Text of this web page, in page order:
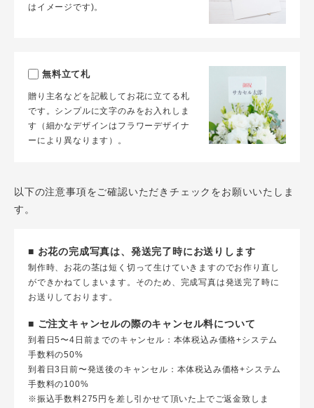
はイメージです)。
無料立て札
贈り主名などを記載してお花に立てる札
です。シンプルに文字のみをお入れしま
す（細かなデザインはフラワーデザイナ
ーにより異なります）。
以下の注意事項をご確認いただきチェックをお願いいたしま
す。
■ お花の完成写真は、発送完了時にお送りします
制作時、お花の茎は短く切って生けていきますのでお作り直し
ができかねてしまいます。そのため、完成写真は発送完了時に
お送りしております。
■ ご注文キャンセルの際のキャンセル料について
到着日5〜4日前までのキャンセル：本体税込み価格+システム
手数料の50%
到着日3日前〜発送後のキャンセル：本体税込み価格+システム
手数料の100%
※振込手数料275円を差し引かせて頂いた上でご返金致しま